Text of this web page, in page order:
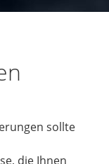
sollte
die Ihnen